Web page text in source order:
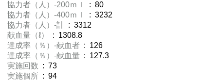
協力者（人）-200ｍｌ
: 80
協力者（人）-400ｍｌ
: 3232
協力者（人）-計 : 3312
献血量（ℓ）
: 1308.8
達成率（％）-献血者 : 126
達成率（％）-献血量 : 127.3
実施回数 : 73
実施個所 : 94